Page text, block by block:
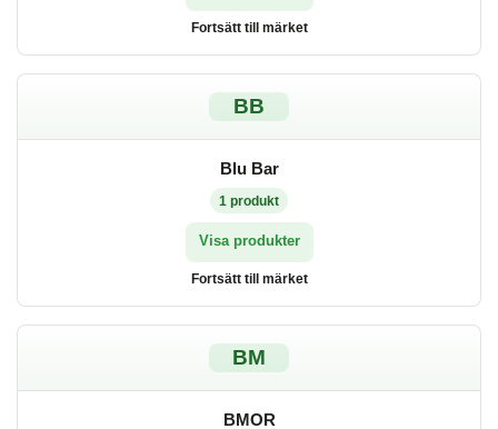
Fortsätt till märket
BB
Blu Bar
1 produkt
Visa produkter
Fortsätt till märket
BM
BMOR